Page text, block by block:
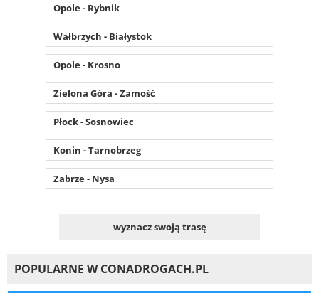
Opole - Rybnik
Wałbrzych - Białystok
Opole - Krosno
Zielona Góra - Zamość
Płock - Sosnowiec
Konin - Tarnobrzeg
Zabrze - Nysa
wyznacz swoją trasę
POPULARNE W CONADROGACH.PL